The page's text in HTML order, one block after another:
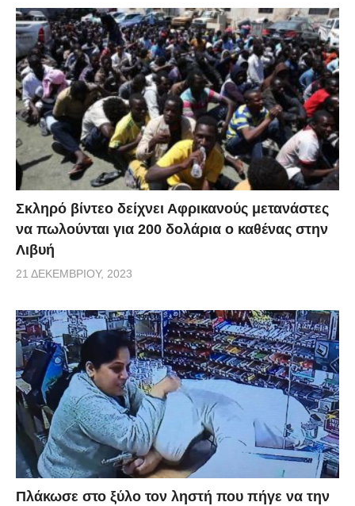
Σκληρό βίντεο δείχνει Αφρικανούς μετανάστες
να πωλούνται για 200 δολάρια ο καθένας στην
Λιβυή
21 ΔΕΚΕΜΒΡΊΟΥ, 2023
Πλάκωσε στο ξύλο τον ληστή που πήγε να την